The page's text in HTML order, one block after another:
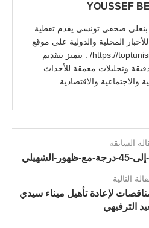
YOUSSEF
صحفي تونسي يقدم تغطية
المحلية والدولية على موقع
https://toptunisie.club/ . يتميز بتقديم
وتحليلات معمقة للأحداث
والاجتماعية والاقتصادية.
السابقة
التالية
لإعادة تأهيل ميناء سيدي
الترفيهي